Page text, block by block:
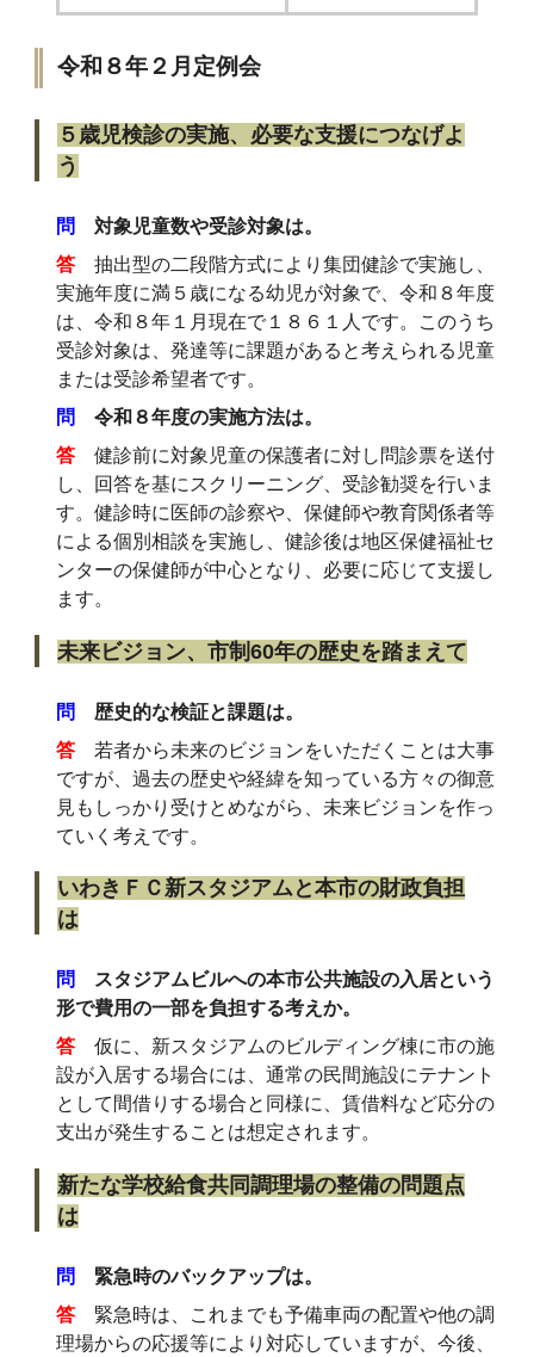
令和８年２月定例会
５歳児検診の実施、必要な支援につなげよ
う
問
対象児童数や受診対象は。
答
抽出型の二段階方式により集団健診で実施し、
実施年度に満５歳になる幼児が対象で、令和８年度
は、令和８年１月現在で１８６１人です。このうち
受診対象は、発達等に課題があると考えられる児童
または受診希望者です。
問
令和８年度の実施方法は。
答
健診前に対象児童の保護者に対し問診票を送付
し、回答を基にスクリーニング、受診勧奨を行いま
す。健診時に医師の診察や、保健師や教育関係者等
による個別相談を実施し、健診後は地区保健福祉セ
ンターの保健師が中心となり、必要に応じて支援し
ます。
未来ビジョン、市制60年の歴史を踏まえて
問
歴史的な検証と課題は。
答
若者から未来のビジョンをいただくことは大事
ですが、過去の歴史や経緯を知っている方々の御意
見もしっかり受けとめながら、未来ビジョンを作っ
ていく考えです。
いわきＦＣ新スタジアムと本市の財政負担
は
問
スタジアムビルへの本市公共施設の入居という
形で費用の一部を負担する考えか。
答
仮に、新スタジアムのビルディング棟に市の施
設が入居する場合には、通常の民間施設にテナント
として間借りする場合と同様に、賃借料など応分の
支出が発生することは想定されます。
新たな学校給食共同調理場の整備の問題点
は
問
緊急時のバックアップは。
答
緊急時は、これまでも予備車両の配置や他の調
理場からの応援等により対応していますが、今後、